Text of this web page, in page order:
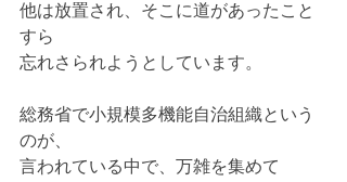
他は放置され、そこに道があったこと
すら
忘れさられようとしています。
総務省で小規模多機能自治組織という
のが、
言われている中で、万雑を集めて